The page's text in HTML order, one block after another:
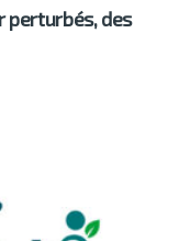
perturbés, des